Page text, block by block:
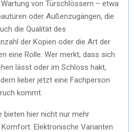
von Türschlössern – etwa
oder Außenzugängen, die
die Qualität des
der Kopien oder die Art der
eine Rolle. Wer merkt, dass sich
lässt oder im Schloss hakt,
lieber jetzt eine Fachperson
kommt.
bieten hier nicht nur mehr
Elektronische Varianten